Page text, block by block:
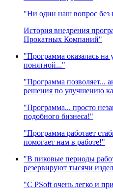
"Ни один наш вопрос без
История внедрения
Прокатных Компаний"
"Программа оказалась на
понятной..."
"Программа позволяет...
решения по улучшению
"Программа... просто
подобного бизнеса!"
"Программа работает
помогает нам в работе!"
"В пиковые периоды
резервируют тысячи
"C PSoft очень легко и